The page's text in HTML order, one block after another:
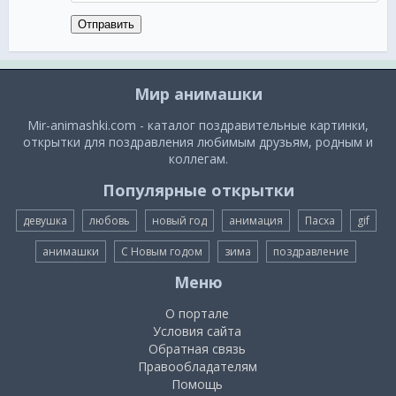
Отправить
Мир анимашки
Mir-animashki.com - каталог поздравительные картинки,
открытки для поздравления любимым друзьям, родным и
коллегам.
Популярные открытки
девушка любовь новый год анимация Пасха gif
анимашки С Новым годом зима поздравление
Меню
О портале
Условия сайта
Обратная связь
Правообладателям
Помощь